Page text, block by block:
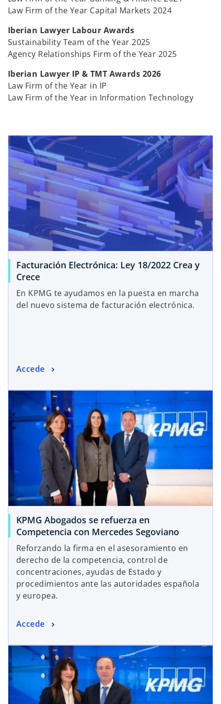
Law Firm of the Year Capital Markets 2024
Iberian Lawyer Labour Awards
Sustainability Team of the Year 2025
Agency Relationships Firm of the Year 2025
Iberian Lawyer IP & TMT Awards 2026
Law Firm of the Year in IP
Law Firm of the Year in Information Technology
Facturación Electrónica: Ley 18/2022 Crea y
Crece
En KPMG te ayudamos en la puesta en marcha
del nuevo sistema de facturación electrónica.
Accede
KPMG Abogados se refuerza en
Competencia con Mercedes Segoviano
Reforzando la firma en el asesoramiento en
derecho de la competencia, control de
concentraciones, ayudas de Estado y
procedimientos ante las autoridades española
y europea.
Accede